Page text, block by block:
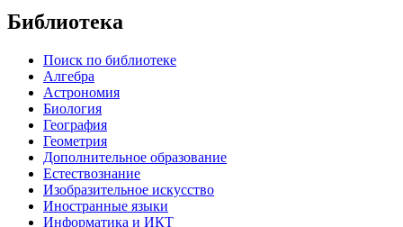
Библиотека
Поиск по библиотеке
Алгебра
Астрономия
Биология
География
Геометрия
Дополнительное образование
Естествознание
Изобразительное искусство
Иностранные языки
Информатика и ИКТ